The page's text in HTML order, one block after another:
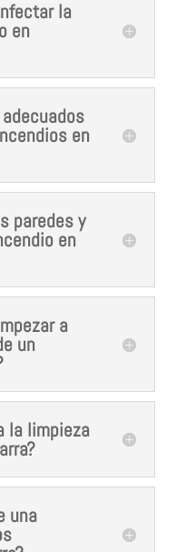
la
en
en
paredes y
en
a
un
la limpieza
una